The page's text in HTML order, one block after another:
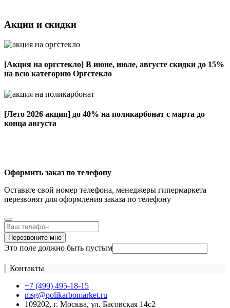
Акции и скидки
[Акция на оргстекло] В июне, июле, августе скидки до 15%
на всю категорию Оргстекло
[Лето 2026 акция] до 40% на поликарбонат с марта до
конца августа
Оформить заказ по телефону
Оставьте свой номер телефона, менеджеры гипермаркета
перезвонят для оформления заказа по телефону
Перезвоните мне
Это поле должно быть пустым
Контакты
+7 (499) 495-18-15
msg@polikarbomarket.ru
109202, г. Москва, ул. Басовская 14с2